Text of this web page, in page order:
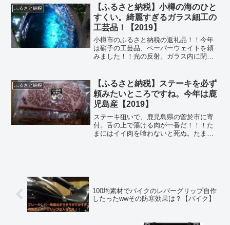
ズ。(＾ω＾) ずばり、魚沼のイワナを頼
んだのです！！この...
ふるさと納税
【ふるさと納税】小樽の海のひと
すくい。綺麗すぎるガラス細工の
工芸品！【2019】
小樽市のふるさと納税の返礼品！！今年
は硝子の工芸品、ペーパーウェイトを頼
みました！！光の反射。ガラス内に閉じ
年、食べ物ばかり頼んでいるのだけれ
ど。今回はインテリアのたぐいも...
ふるさと納税
【ふるさと納税】ステーキを必ず
頼みたいところですね。今年は鹿
児島産【2019】
ステーキ狙いで、鹿児島県の曽於市に寄
付。舌の上で蕩ける肉が一番だ！！！た
まにはイイ肉を喰わないと死ぬ。たまに
100均素材でバイクのレバーグリップ自作
したったwwその防寒効果は？【バイク】